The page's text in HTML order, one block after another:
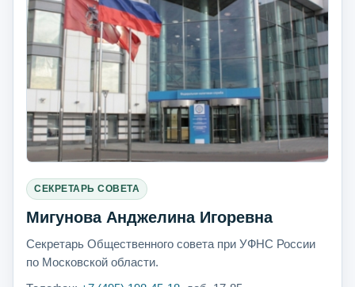
СЕКРЕТАРЬ СОВЕТА
Мигунова Анджелина Игоревна
Секретарь Общественного совета при УФНС России
по Московской области.